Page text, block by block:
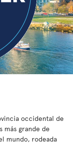
occidental de
más grande de
mundo, rodeada